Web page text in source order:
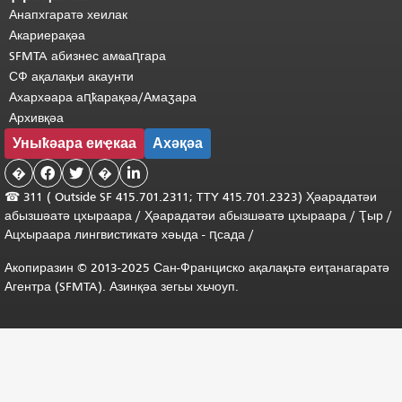
Анапхгаратә хеилак
Акариерақәа
SFMTA абизнес амҩаԥгара
СФ ақалақьи акаунти
Ахархәара аԥҟарақәа/Амаӡара
Архивқәа
Уныҟәара еиҿкаа Ахәқәа
�   � 
☎ 311 ( Outside SF 415.701.2311; TTY 415.701.2323) Ҳәарадатәи
абызшәатә цхыраара / Ҳәарадатәи абызшәатә цхыраара / Ҭыр /
Ацхыраара лингвистикатә хәыда - ԥсада /
Акопиразин © 2013-2025 Сан-Франциско ақалақьтә еиҭанагаратә
Агентра (SFMTA). Азинқәа зегьы хьчоуп.